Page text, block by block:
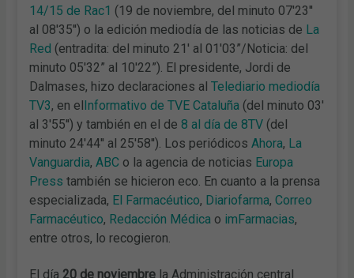
14/15 de Rac1 (19 de noviembre, del minuto 07'23''
al 08'35'') o la edición mediodía de las noticias de La
Red (entradita: del minuto 21′ al 01'03”/Noticia: del
minuto 05'32” al 10'22”). El presidente, Jordi de
Dalmases, hizo declaraciones alTelediario mediodía
TV3, en elInformativo de TVE Cataluña (del minuto 03'
al 3'55'') y también en el de8 al día de 8TV (del
minuto 24'44'' al 25'58''). Los periódicosAhora, La
Vanguardia,ABC o la agencia de noticias Europa
Press también se hicieron eco. En cuanto a la prensa
especializada, El Farmacéutico, Diariofarma,Correo
Farmacéutico, Redacción Médica o imFarmacias,
entre otros, lo recogieron.
El día 20 de noviembre la Administración central